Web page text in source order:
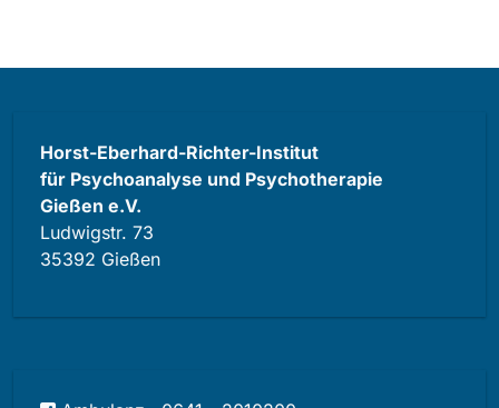
Horst-Eberhard-Richter-Institut
für Psychoanalyse und Psychotherapie
Gießen e.V.
Ludwigstr. 73
35392 Gießen